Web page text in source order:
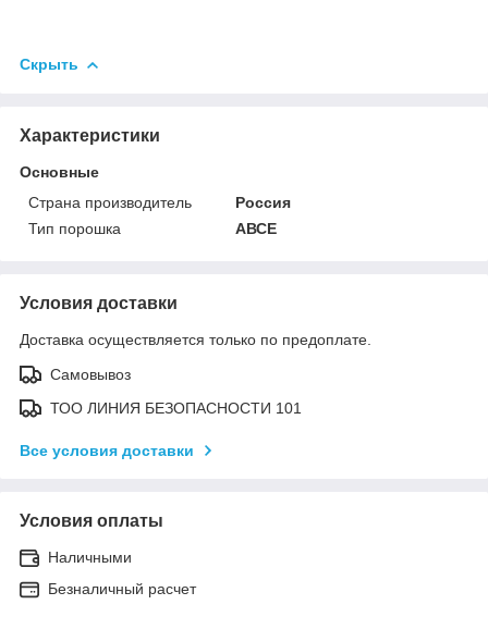
Скрыть
Характеристики
Основные
Страна производитель
Россия
Тип порошка
АВСЕ
Условия доставки
Доставка осуществляется только по предоплате.
Самовывоз
ТОО ЛИНИЯ БЕЗОПАСНОСТИ 101
Все условия доставки
Условия оплаты
Наличными
Безналичный расчет